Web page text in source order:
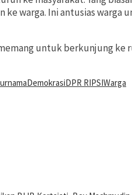
ke warga. Ini antusias warga
untuk berkunjung ke
DemokrasiDPR RIPSIWarga